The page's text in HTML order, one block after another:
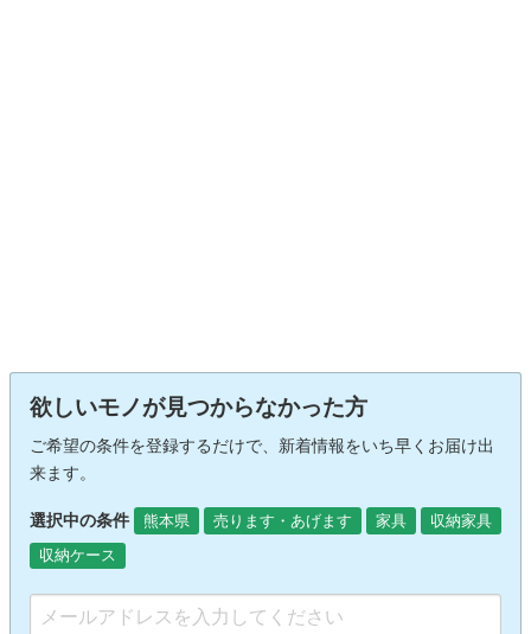
欲しいモノが見つからなかった方
ご希望の条件を登録するだけで、新着情報をいち早くお届け出
来ます。
選択中の条件 熊本県 売ります・あげます 家具
収納家具
収納ケース